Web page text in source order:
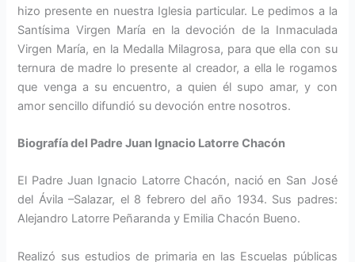
hizo presente en nuestra Iglesia particular. Le pedimos a la
Santísima Virgen María en la devoción de la Inmaculada
Virgen María, en la Medalla Milagrosa, para que ella con su
ternura de madre lo presente al creador, a ella le rogamos
que venga a su encuentro, a quien él supo amar, y con
amor sencillo difundió su devoción entre nosotros.
Biografía del Padre Juan Ignacio Latorre Chacón
El Padre Juan Ignacio Latorre Chacón, nació en San José
del Ávila –Salazar, el 8 febrero del año 1934. Sus padres:
Alejandro Latorre Peñaranda y Emilia Chacón Bueno.
Realizó sus estudios de primaria en las Escuelas públicas